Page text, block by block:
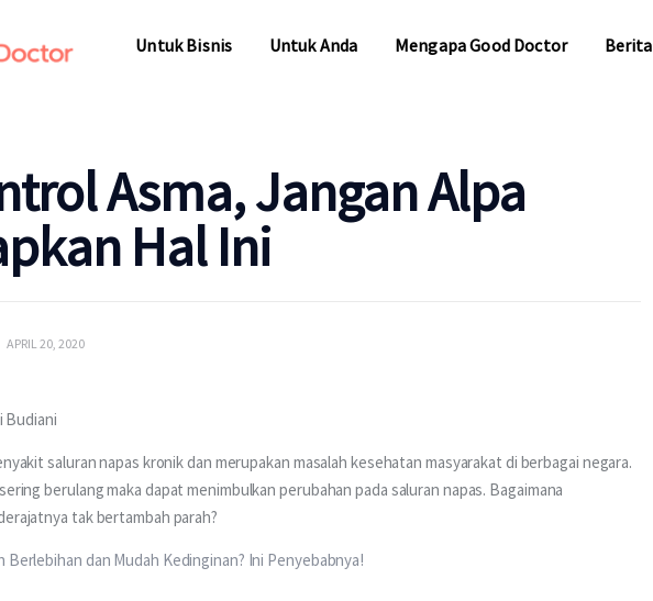
Untuk Bisnis Untuk Anda Mengapa Good Doctor Berita
Asma, Jangan Alpa
Hal Ini
APRIL 20, 2020
Budiani
saluran napas kronik dan merupakan masalah kesehatan masyarakat di berbagai negara.
sering berulang maka dapat menimbulkan perubahan pada saluran napas. Bagaimana
tak bertambah parah?
Berlebihan dan Mudah Kedinginan? Ini Penyebabnya!